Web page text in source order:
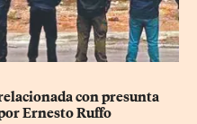
relacionada con presunta
Ernesto Ruffo